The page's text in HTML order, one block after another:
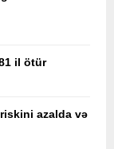
il ötür
azalda və